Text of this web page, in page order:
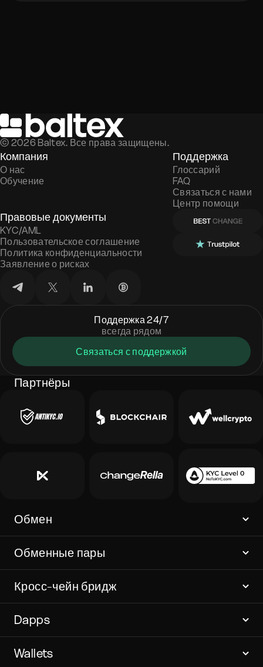
© 2026 Baltex. Все права защищены.
Компания
О нас
Обучение
Поддержка
Глоссарий
FAQ
Связаться с нами
Центр помощи
Правовые документы
KYC/AML
Пользовательское соглашение
Политика конфиденциальности
Заявление о рисках
Поддержка 24/7
всегда рядом
Связаться с поддержкой
Партнёры
Обмен
Обменные пары
Кросс-чейн бридж
Dapps
Wallets